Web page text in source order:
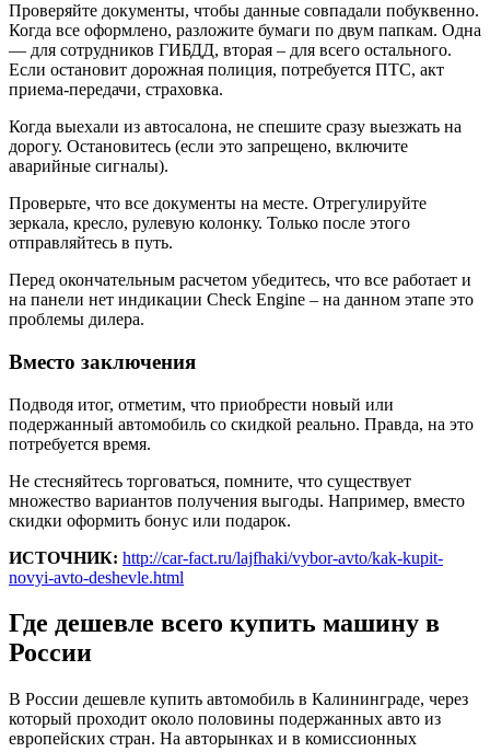
Проверяйте документы, чтобы данные совпадали побуквенно.
Когда все оформлено, разложите бумаги по двум папкам. Одна
— для сотрудников ГИБДД, вторая – для всего остального.
Если остановит дорожная полиция, потребуется ПТС, акт
приема-передачи, страховка.
Когда выехали из автосалона, не спешите сразу выезжать на
дорогу. Остановитесь (если это запрещено, включите
аварийные сигналы).
Проверьте, что все документы на месте. Отрегулируйте
зеркала, кресло, рулевую колонку. Только после этого
отправляйтесь в путь.
Перед окончательным расчетом убедитесь, что все работает и
на панели нет индикации Check Engine – на данном этапе это
проблемы дилера.
Вместо заключения
Подводя итог, отметим, что приобрести новый или
подержанный автомобиль со скидкой реально. Правда, на это
потребуется время.
Не стесняйтесь торговаться, помните, что существует
множество вариантов получения выгоды. Например, вместо
скидки оформить бонус или подарок.
ИСТОЧНИК: http://car-fact.ru/lajfhaki/vybor-avto/kak-kupit-
novyi-avto-deshevle.html
Где дешевле всего купить машину в
России
В России дешевле купить автомобиль в Калининграде, через
который проходит около половины подержанных авто из
европейских стран. На авторынках и в комиссионных